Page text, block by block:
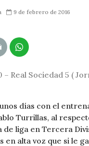
9 de febrero de 2016
– Real Sociedad 5 (
días con el
Turrillas, al
de liga en Tercera
en alta voz que si le